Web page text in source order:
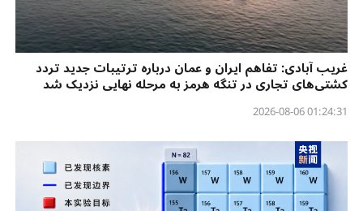
غریب آبادی: تفاهم ایران و عمان درباره ترتیبات جدید تردد
کشتی‌های تجاری در تنگه هرمز به مرحله نهایی نزدیک شد
01:24:31 2026-08-06